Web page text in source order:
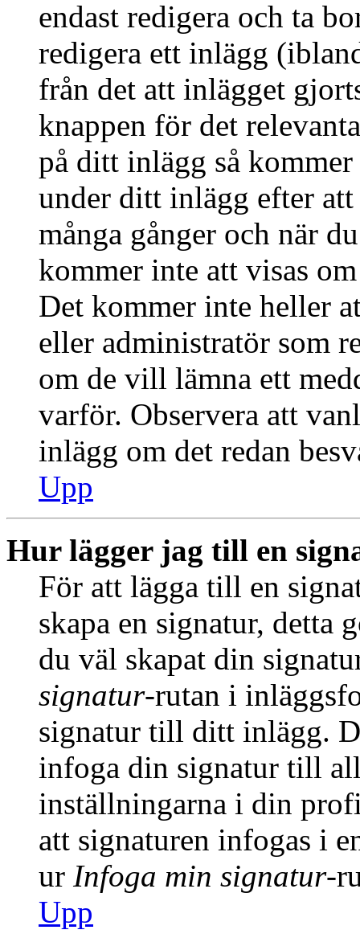
endast redigera och ta
redigera ett inlägg
från det att inlägget
knappen för det
på ditt inlägg så
under ditt inlägg efter
många gånger och när
kommer inte att visas
Det kommer inte heller
eller administratör som
om de vill lämna ett
varför. Observera att
inlägg om det redan
Upp
Hur lägger jag till en
För att lägga till en
skapa en signatur,
du väl skapat din
signatur-rutan i
signatur till ditt inlägg.
infoga din signatur till
inställningarna i din
att signaturen infogas i
ur Infoga min signatur-
Upp